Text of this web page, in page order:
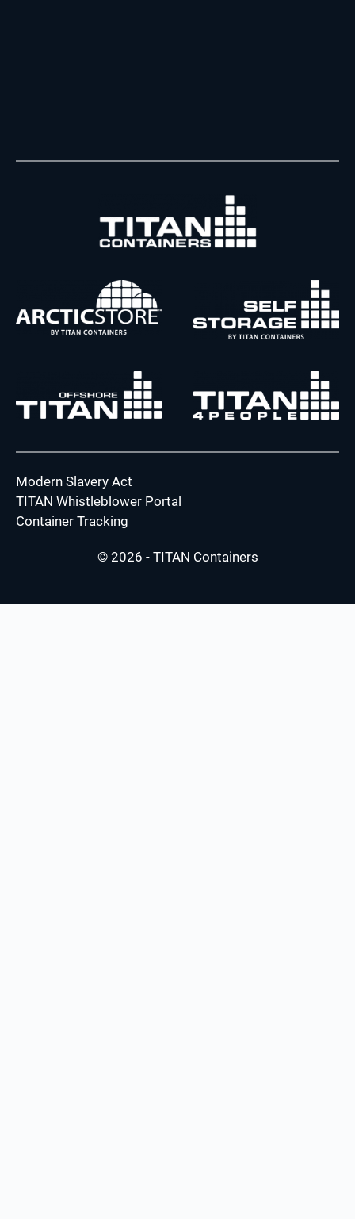
Modern Slavery Act
TITAN Whistleblower Portal
Container Tracking
© 2026 - TITAN Containers